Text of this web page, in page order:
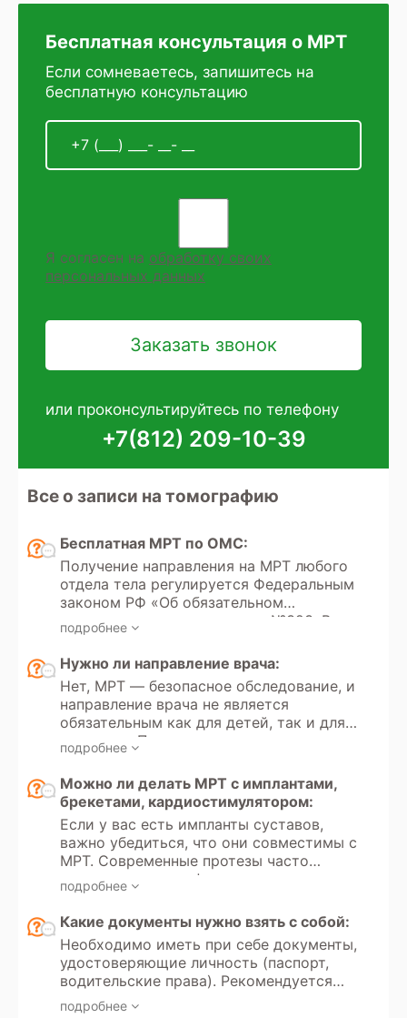
Бесплатная консультация о МРТ
Если сомневаетесь, запишитесь на
бесплатную консультацию
Я согласен на обработку своих
персональных данных
или проконсультируйтесь по телефону
+7(812) 209-10-39
Все о записи на томографию
Бесплатная МРТ по ОМС:
Получение направления на МРТ любого
отдела тела регулируется Федеральным
законом РФ «Об обязательном
медицинском страховании» №323. В
этом законе указаны все медицинские
услуги, покрываемые полисом ОМС,
который выдается каждому гражданину
РФ с рождения или при необходимости.
Кроме того, в России доступно
прохождение МРТ по программам
добровольного медицинского
подробнее
Нужно ли направление врача:
Нет, МРТ — безопасное обследование, и
направление врача не является
обязательным как для детей, так и для
взрослых. Пациент может
самостоятельно принять решение о
прохождении обследования и пройти
его в частной клинике на платной
основе.
подробнее
Можно ли делать МРТ с имплантами,
брекетами, кардиостимулятором:
Если у вас есть импланты суставов,
важно убедиться, что они совместимы с
МРТ. Современные протезы часто
изготовлены из неферромагнитных
материалов, но перед обследованием
следует уточнить у врача или в центре
МРТ, имеют ли они ограничения по
воздействию магнитного поля. Ношение
брекетов и наличие зубных имплантов
не является противопоказанием для
МРТ, так как они обычно не влияют на
подробнее
Какие документы нужно взять с собой:
Необходимо иметь при себе документы,
удостоверяющие личность (паспорт,
водительские права). Рекомендуется
иметь направление врача с указанием
подробнее